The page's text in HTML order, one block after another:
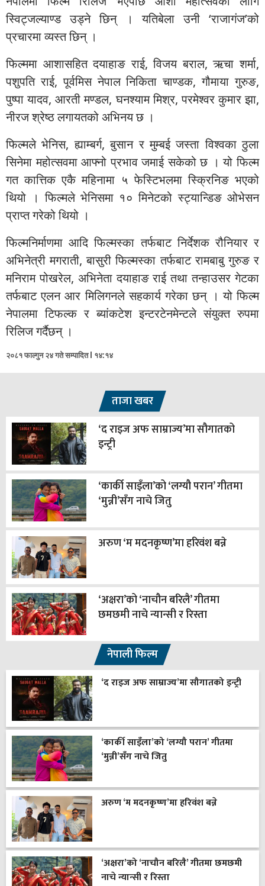
स्विट्जल्याण्ड उड्ने छिन् । यतिबेला उनी ‘राजागंज’को
प्रचारमा व्यस्त छिन् ।
फिल्ममा आशासहित दयाहाङ राई, विजय बराल, ऋचा शर्मा,
पशुपति राई, पूर्वमिस नेपाल निकिता चाण्डक, गौमाया गुरुङ,
पुष्पा यादव, आरती मण्डल, घनश्याम मिश्र, परमेश्वर कुमार झा,
नीरज श्रेष्ठ लगायतको अभिनय छ ।
फिल्मले भेनिस, ह्याम्बर्ग, बुसान र मुम्बई जस्ता विश्वका ठुला
सिनेमा महोत्सवमा आफ्नो प्रभाव जमाई सकेको छ । यो फिल्म
गत कात्तिक एकै महिनामा ५ फेस्टिभलमा स्क्रिनिङ भएको
थियो । फिल्मले भेनिसमा १० मिनेटको स्ट्यान्डिङ ओभेसन
प्राप्त गरेको थियो ।
फिल्मनिर्माणमा आदि फिल्मस्का तर्फबाट निर्देशक रौनियार र
अभिनेत्री मगराती, बासुरी फिल्मस्का तर्फबाट रामबाबु गुरुङ र
मनिराम पोखरेल, अभिनेता दयाहाङ राई तथा तन्हाउसर गेटका
तर्फबाट एलन आर मिलिगनले सहकार्य गरेका छन् । यो फिल्म
नेपालमा टिफल्क र ब्यांकटेश इन्टरटेनमेन्टले संयुक्त रुपमा
रिलिज गर्दैछन् ।
२०८१ फाल्गुन २४ गते सम्पादित l १४:१४
ताजा खबर
‘द राइज अफ साम्राज्य’मा सौगातको
इन्ट्री
‘कार्की साइँला’को ‘लग्यौ परान’ गीतमा
‘मुन्नी’सँग नाचे जितु
अरुण ‘म मदनकृष्ण’मा हरिवंश बन्ने
‘अक्षरा’को ‘नाचौन बरिलै’ गीतमा
छमछमी नाचे न्यान्सी र रिस्ता
नेपाली फिल्म
‘द राइज अफ साम्राज्य’मा सौगातको इन्ट्री
‘कार्की साइँला’को ‘लग्यौ परान’ गीतमा
‘मुन्नी’सँग नाचे जितु
अरुण ‘म मदनकृष्ण’मा हरिवंश बन्ने
‘अक्षरा’को ‘नाचौन बरिलै’ गीतमा छमछमी
नाचे न्यान्सी र रिस्ता